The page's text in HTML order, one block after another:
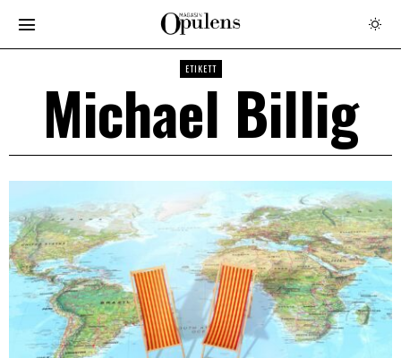
ETIKETT
Michael Billig